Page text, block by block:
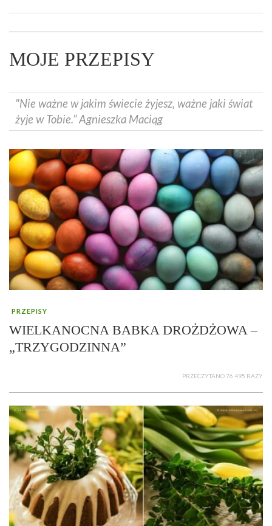
MOJE PRZEPISY
"Nie ważne w jakim świecie żyjesz, ważne jaki świat
żyje w Tobie.” Agnieszka Maciąg
PRZEPISY
WIELKANOCNA BABKA DROŻDŻOWA –
„TRZYGODZINNA”
PRZECZYTANO 76 495 RAZY